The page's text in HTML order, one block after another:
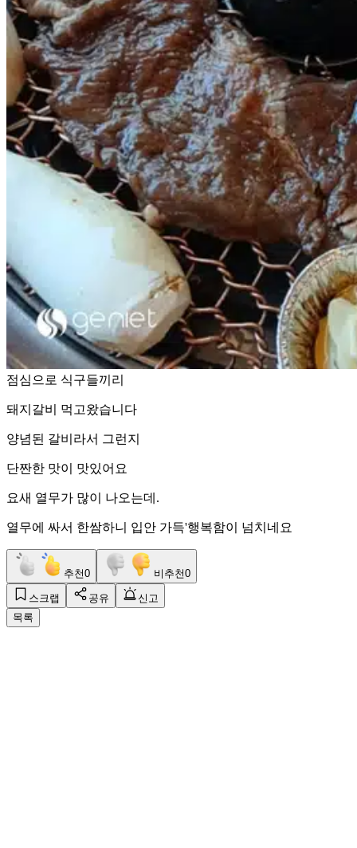
점심으로 식구들끼리
돼지갈비 먹고왔습니다
양념된 갈비라서 그런지
단짠한 맛이 맛있어요
요새 열무가 많이 나오는데.
열무에 싸서 한쌈하니 입안 가득'행복함이 넘치네요
추천0 비추천0
스크랩 공유
신고
목록